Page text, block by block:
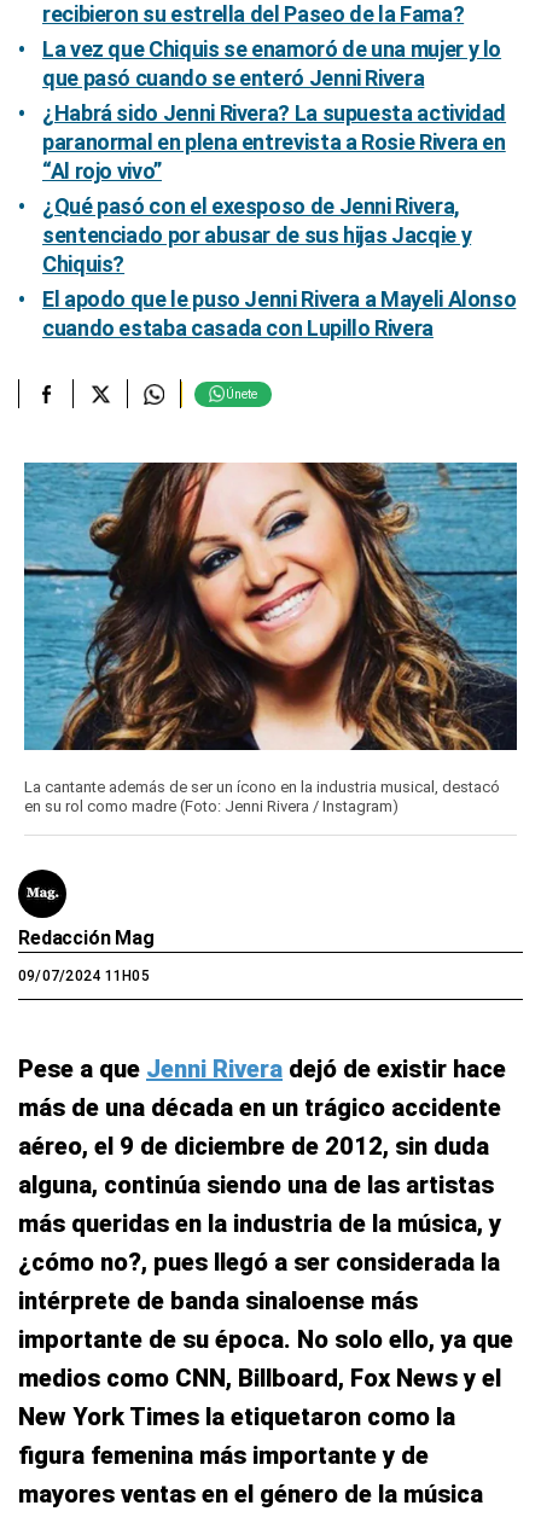
recibieron su estrella del Paseo de la Fama?
La vez que Chiquis se enamoró de una mujer y lo
que pasó cuando se enteró Jenni Rivera
¿Habrá sido Jenni Rivera? La supuesta actividad
paranormal en plena entrevista a Rosie Rivera en
“Al rojo vivo”
¿Qué pasó con el exesposo de Jenni Rivera,
sentenciado por abusar de sus hijas Jacqie y
Chiquis?
El apodo que le puso Jenni Rivera a Mayeli Alonso
cuando estaba casada con Lupillo Rivera
Únete
La cantante además de ser un ícono en la industria musical, destacó
en su rol como madre (Foto: Jenni Rivera / Instagram)
Redacción Mag
09/07/2024 11H05
Pese a que Jenni Rivera dejó de existir hace
más de una década en un trágico accidente
aéreo, el 9 de diciembre de 2012, sin duda
alguna, continúa siendo una de las artistas
más queridas en la industria de la música, y
¿cómo no?, pues llegó a ser considerada la
intérprete de banda sinaloense más
importante de su época. No solo ello, ya que
medios como CNN, Billboard, Fox News y el
New York Times la etiquetaron como la
figura femenina más importante y de
mayores ventas en el género de la música